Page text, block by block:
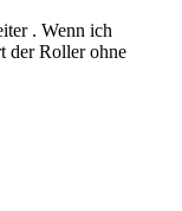
. Wenn ich
der Roller ohne